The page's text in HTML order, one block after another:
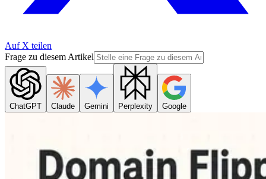
Auf X teilen
Frage zu diesem Artikel
ChatGPT Claude Gemini Perplexity Google